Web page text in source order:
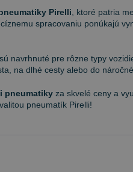
Pirelli , ktoré patria
spracovaniu ponúkajú
sú navrhnuté pre rôzne typy
na dlhé cesty alebo do
pneumatiky za skvelé ceny a
pneumatík Pirelli!